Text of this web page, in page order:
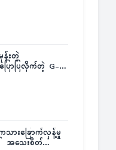
းတဲ့
ောပြလိုက်တဲ့ G-
သားခြောက်လှန့်မှု
အသေးစိတ်